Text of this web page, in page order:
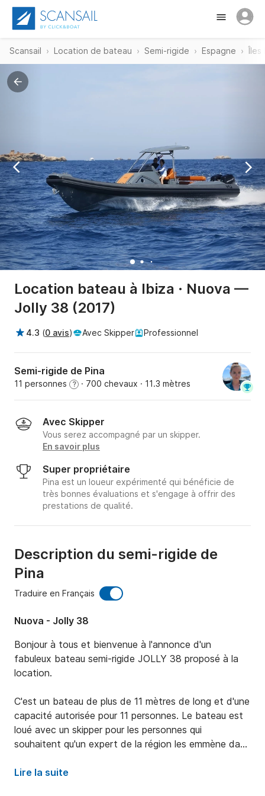
Scansail Location de bateau Semi-rigide Espagne Îles
Location bateau à Ibiza · Nuova —
Jolly 38 (2017)
4.3 (0 avis) Avec Skipper Professionnel
Semi-rigide de Pina
11 personnes ? · 700 chevaux · 11.3 mètres
Avec Skipper
Vous serez accompagné par un skipper.
En savoir plus
Super propriétaire
Pina est un loueur expérimenté qui bénéficie de
très bonnes évaluations et s'engage à offrir des
prestations de qualité.
Description du semi-rigide de
Pina
Traduire en Français
Nuova - Jolly 38
Bonjour à tous et bienvenue à l'annonce d'un
fabuleux bateau semi-rigide JOLLY 38 proposé à la
location.
C'est un bateau de plus de 11 mètres de long et d'une
capacité autorisée pour 11 personnes. Le bateau est
loué avec un skipper pour les personnes qui
souhaitent qu'un expert de la région les emmène dans
Lire la suite